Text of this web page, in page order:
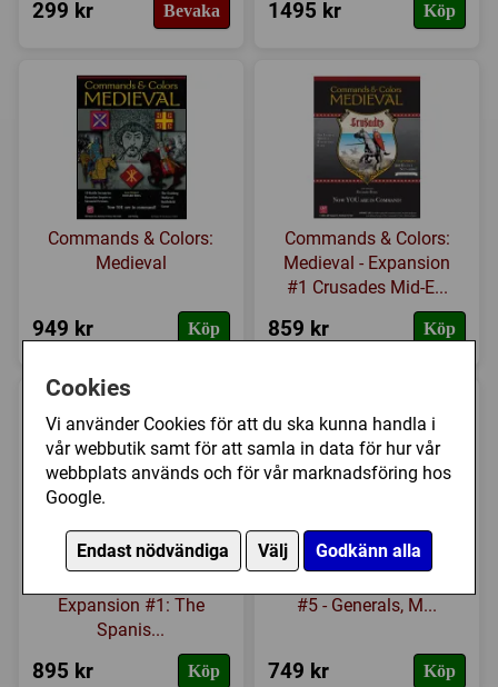
Cookies
Vi använder Cookies för att du ska kunna handla i
vår webbutik samt för att samla in data för hur vår
webbplats används och för vår marknadsföring hos
Google.
Endast nödvändiga Välj Godkänn alla
299 kr Bevaka 1495 kr Köp
Commands & Colors:
Medieval
949 kr Köp
Commands & Colors:
Medieval - Expansion
#1 Crusades Mid-E...
859 kr Köp
Commands & Colors:
Expansion #1: The
Spanis...
895 kr Köp
Commands & Colors:
#5 - Generals, M...
749 kr Köp